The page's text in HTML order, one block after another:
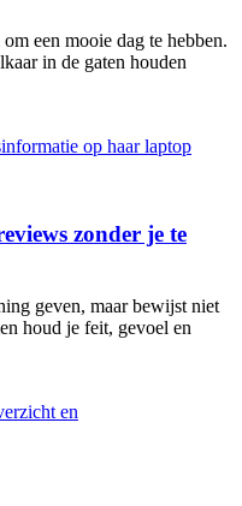
een mooie dag te hebben.
in de gaten houden
zonder je te
geven, maar bewijst niet
houd je feit, gevoel en